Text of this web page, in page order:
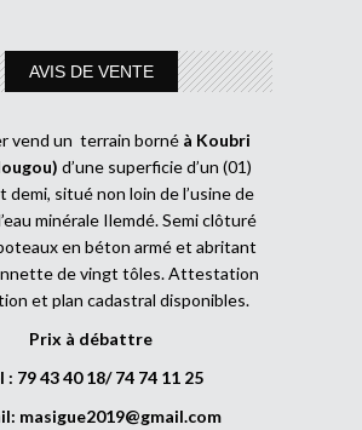
AVIS DE VENTE
vend un terrain borné à Koubri
d’une superficie d’un (01)
demi, situé non loin de l’usine de
minérale Ilemdé. Semi clôturé
en béton armé et abritant
de vingt tôles. Attestation
et plan cadastral disponibles.
Prix à débattre
: 79 43 40 18/ 74 74 11 25
masigue2019@gmail.com